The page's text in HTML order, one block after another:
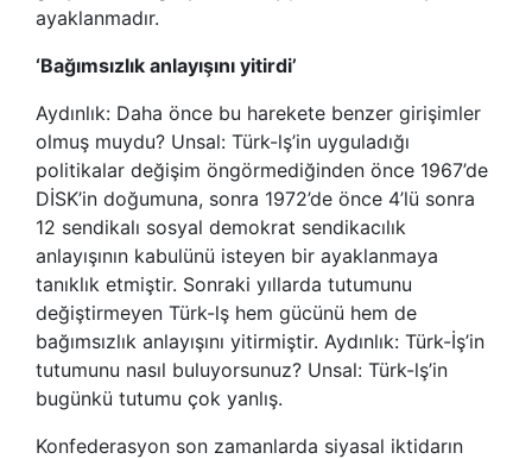
ayaklanmadır.
‘Bağımsızlık anlayışını yitirdi’
Aydınlık: Daha önce bu harekete benzer girişimler
olmuş muydu? Unsal: Türk-lş’in uyguladığı
politikalar değişim öngörmediğinden önce 1967’de
DİSK’in doğumuna, sonra 1972’de önce 4’lü sonra
12 sendikalı sosyal demokrat sendikacılık
anlayışının kabulünü isteyen bir ayaklanmaya
tanıklık etmiştir. Sonraki yıllarda tutumunu
değiştirmeyen Türk-lş hem gücünü hem de
bağımsızlık anlayışını yitirmiştir. Aydınlık: Türk-İş’in
tutumunu nasıl buluyorsunuz? Unsal: Türk-lş’in
bugünkü tutumu çok yanlış.
Konfederasyon son zamanlarda siyasal iktidarın